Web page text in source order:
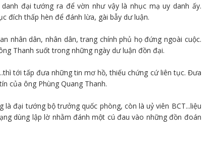
đại tướng ra để vờn như vậy là nhục mạ uy danh ấy.
đích thấp hèn để đánh lừa, gài bẫy dư luận.
nhân dân, nhân dân, trang chính phủ họ đứng ngoài cuộc.
Thanh suốt trong những ngày dư luận đồn đại.
tới tấp đưa những tin mơ hồ, thiếu chứng cứ liên tục. Đưa
của ông Phùng Quang Thanh.
đại tướng bộ trưởng quốc phòng, còn là uỷ viên BCT...liệu
dùng lập lờ nhằm đánh một cú đau vào những đồn đoán